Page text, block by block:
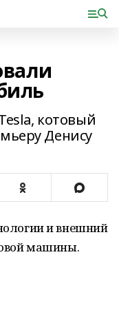
котовый
Денису
и внешний
машины.